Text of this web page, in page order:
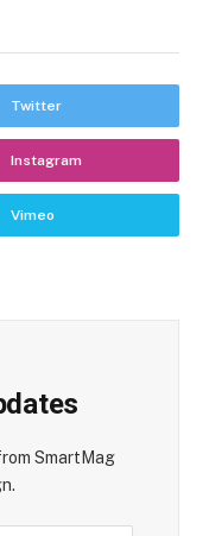
Twitter
Instagram
Vimeo
SmartMag